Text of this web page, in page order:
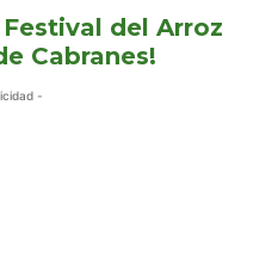
del Arroz
Cabranes!
-